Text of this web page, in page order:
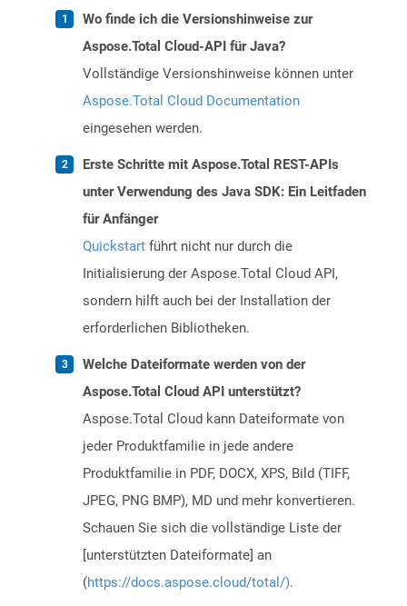
Wo finde ich die Versionshinweise zur
Aspose.Total Cloud-API für Java?
Vollständige Versionshinweise können unter
Aspose.Total Cloud Documentation
eingesehen werden.
Erste Schritte mit Aspose.Total REST-APIs
unter Verwendung des Java SDK: Ein Leitfaden
für Anfänger
Quickstart führt nicht nur durch die
Initialisierung der Aspose.Total Cloud API,
sondern hilft auch bei der Installation der
erforderlichen Bibliotheken.
Welche Dateiformate werden von der
Aspose.Total Cloud API unterstützt?
Aspose.Total Cloud kann Dateiformate von
jeder Produktfamilie in jede andere
Produktfamilie in PDF, DOCX, XPS, Bild (TIFF,
JPEG, PNG BMP), MD und mehr konvertieren.
Schauen Sie sich die vollständige Liste der
[unterstützten Dateiformate] an
(https://docs.aspose.cloud/total/).